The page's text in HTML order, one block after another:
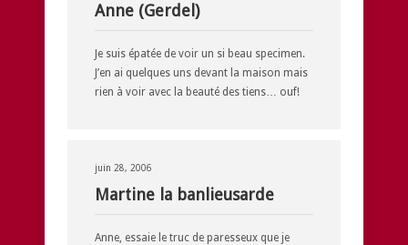
Anne (Gerdel)
Je suis épatée de voir un si beau specimen.
J’en ai quelques uns devant la maison mais
rien à voir avec la beauté des tiens… ouf!
juin 28, 2006
Martine la banlieusarde
Anne, essaie le truc de paresseux que je